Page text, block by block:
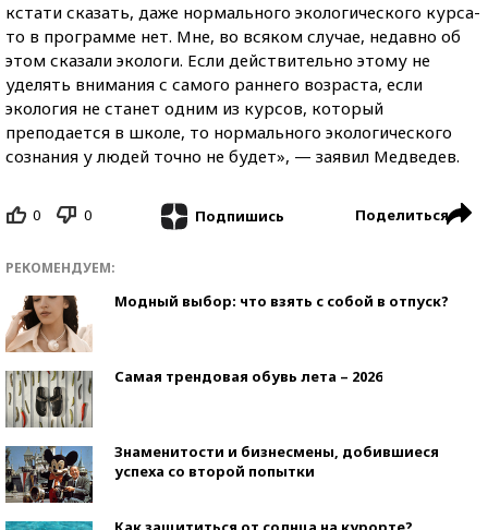
кстати сказать, даже нормального экологического курса-
то в программе нет. Мне, во всяком случае, недавно об
этом сказали экологи. Если действительно этому не
уделять внимания с самого раннего возраста, если
экология не станет одним из курсов, который
преподается в школе, то нормального экологического
сознания у людей точно не будет», — заявил Медведев.
0 0 Подпишись Поделиться
РЕКОМЕНДУЕМ:
Модный выбор: что взять с собой в отпуск?
Самая трендовая обувь лета – 2026
Знаменитости и бизнесмены, добившиеся
успеха со второй попытки